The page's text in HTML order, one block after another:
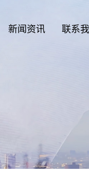
新闻资讯 联系我